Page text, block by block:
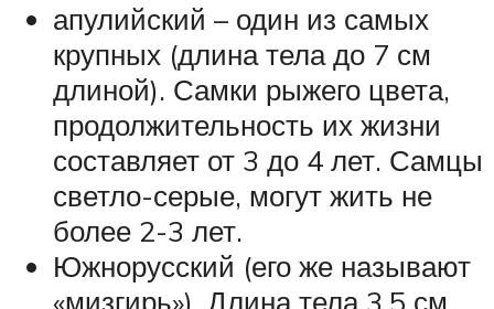
апулийский – один из самых
крупных (длина тела до 7 см
длиной). Самки рыжего цвета,
продолжительность их жизни
составляет от 3 до 4 лет. Самцы
светло-серые, могут жить не
более 2-3 лет.
Южнорусский (его же называют
«мизгирь»). Длина тела 3,5 см.